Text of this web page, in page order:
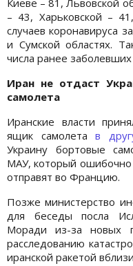
– 43, Харьковской –
случаев коронавируса
и Сумской областях.
числа ранее заболевших
Иран не отдаст
самолета
Иранские власти
ящик самолета в
Украину бортовые
МАУ, который ошибочно
отправят во Францию.
Позже министерство
для беседы посла
Моради из-за новых
расследованию
иранской ракетой